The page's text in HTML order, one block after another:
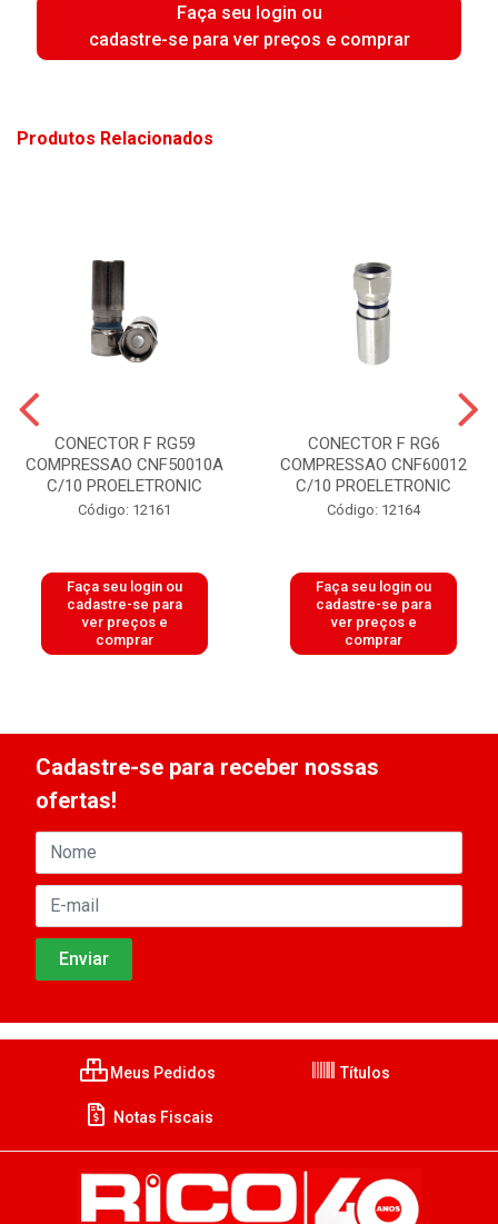
Faça seu login ou
cadastre-se para ver preços e comprar
Produtos Relacionados
CONECTOR F RG59
COMPRESSAO CNF50010A
C/10 PROELETRONIC
Código: 12161
Faça seu login ou
cadastre-se para
ver preços e
comprar
CONECTOR F RG6
COMPRESSAO CNF60012
C/10 PROELETRONIC
Código: 12164
Faça seu login ou
cadastre-se para
ver preços e
comprar
Cadastre-se para receber nossas
ofertas!
Meus Pedidos Títulos
Notas Fiscais